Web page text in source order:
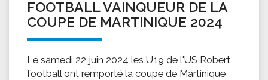
FOOTBALL VAINQUEUR DE LA
COUPE DE MARTINIQUE 2024
Le samedi 22 juin 2024 les U19 de l'US Robert
football ont remporté la coupe de Martinique